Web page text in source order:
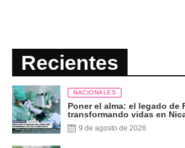
Recientes
NACIONALES
Poner el alma: el legado de
transformando vidas en
9 de agosto de 2026